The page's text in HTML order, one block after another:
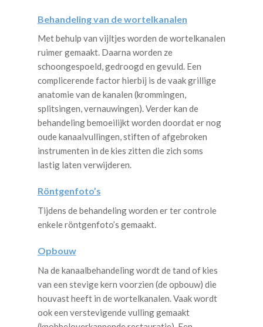
Behandeling van de wortelkanalen
Met behulp van vijltjes worden de wortelkanalen
ruimer gemaakt. Daarna worden ze
schoongespoeld, gedroogd en gevuld. Een
complicerende factor hierbij is de vaak grillige
anatomie van de kanalen (krommingen,
splitsingen, vernauwingen). Verder kan de
behandeling bemoeilijkt worden doordat er nog
oude kanaalvullingen, stiften of afgebroken
instrumenten in de kies zitten die zich soms
lastig laten verwijderen.
Röntgenfoto’s
Tijdens de behandeling worden er ter controle
enkele röntgenfoto’s gemaakt.
Opbouw
Na de kanaalbehandeling wordt de tand of kies
van een stevige kern voorzien (de opbouw) die
houvast heeft in de wortelkanalen. Vaak wordt
ook een verstevigende vulling gemaakt